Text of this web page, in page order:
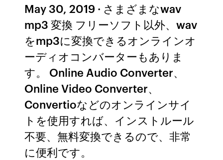
May 30, 2019 · さまざまなwav
mp3 変換 フリーソフト以外、wav
をmp3に変換できるオンラインオ
ーディオコンバーターもありま
す。 Online Audio Converter、
Online Video Converter、
Convertioなどのオンラインサイ
トを使用すれば、インストルール
不要、無料変換できるので、非常
に便利です。